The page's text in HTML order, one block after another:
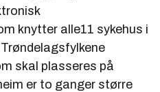
knytter alle11 sykehus i
skal plasseres på
er to ganger større